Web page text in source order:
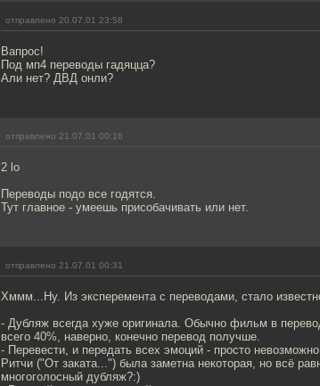
отправлено 20.07.01 23:58
Вапрос!
Под мп4 переводы гадяцца?
Али нет? ДВД онли?
отправлено 21.07.01 00:16
2 lo
Переводы подо все годятся.
Тут главное - умеешь присобачивать или нет.
отправлено 21.07.01 00:31
Хммм...Ну. Из эксперемента с переводами, стало
- Дубляж всегда хуже оригинала. Обычно фильм в
всего 40%, наверно, конечно перевод получше.
- Перевести, и передать всех эмоций - просто
Ритчи ("От заката...") была заметна некоторая, но всё
многоголосный дубляж?:)